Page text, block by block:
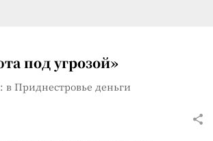
под угрозой»
Приднестровье деньги